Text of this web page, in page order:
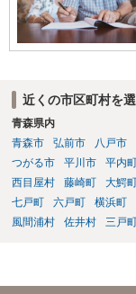
近くの市区町村を
青森県内
青森市
弘前市 八戸市
つがる市
平川市 平内
西目屋村
藤崎町 大鰐
七戸町
六戸町 横浜町
風間浦村
佐井村 三戸